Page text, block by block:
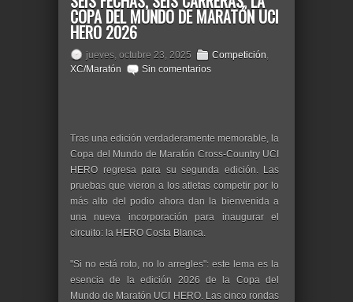
COPA DEL MUNDO DE MARATÓN UCI
HERO 2026
jueves, octubre 23, 2025 Competición,
XC/Maratón
Sin comentarios
Tras una edición verdaderamente memorable, la
Copa del Mundo de Maratón Cross-Country UCI
HERO regresa para su segunda edición. Las
pruebas que vieron a los atletas competir por lo
más alto del podio ahora dan la bienvenida a
una nueva incorporación para inaugurar el
circuito: la HERO Costa Blanca.
"Si no está roto, no lo arregles": este lema es la
esencia de la edición 2026 de la Copa del
Mundo de Maratón UCI HERO. Las cinco rondas